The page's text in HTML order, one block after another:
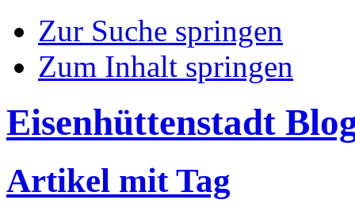
Zur Suche springen
Zum Inhalt springen
Eisenhüttenstadt
Artikel mit Tag